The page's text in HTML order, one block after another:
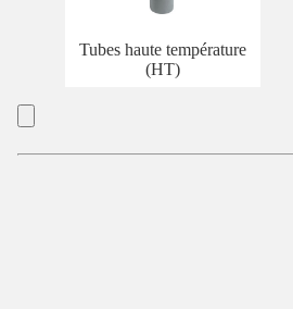
Tubes haute température
(HT)